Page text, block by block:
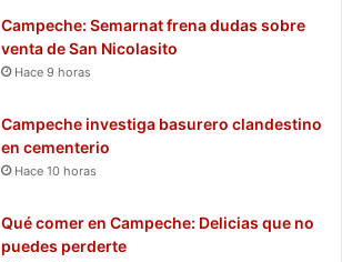
Campeche: Semarnat frena dudas sobre
venta de San Nicolasito
Hace 9 horas
Campeche investiga basurero clandestino
en cementerio
Hace 10 horas
Qué comer en Campeche: Delicias que no
puedes perderte